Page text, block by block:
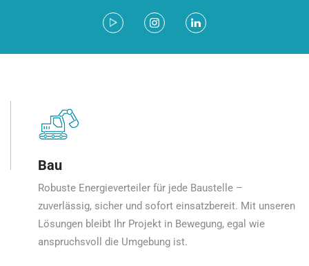
Bau
Robuste Energieverteiler für jede Baustelle –
zuverlässig, sicher und sofort einsatzbereit. Mit unseren
Lösungen bleibt Ihr Projekt in Bewegung, egal wie
anspruchsvoll die Umgebung ist.